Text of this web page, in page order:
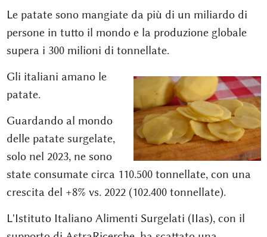
Le patate sono mangiate da più di un miliardo di
persone in tutto il mondo e la produzione globale
supera i 300 milioni di tonnellate.
Gli italiani amano le
patate.
Guardando al mondo
delle patate surgelate,
solo nel 2023, ne sono
state consumate circa 110.500 tonnellate, con una
crescita del +8% vs. 2022 (102.400 tonnellate).
L'Istituto Italiano Alimenti Surgelati (IIas), con il